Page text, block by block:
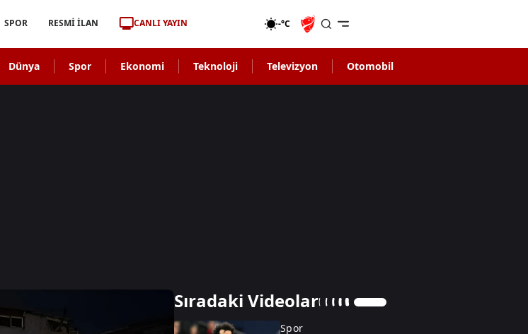
SPOR RESMİ İLAN CANLI YAYIN -°C
Dünya Spor Ekonomi Teknoloji Televizyon Otomobil
Sıradaki Videolar
Spor